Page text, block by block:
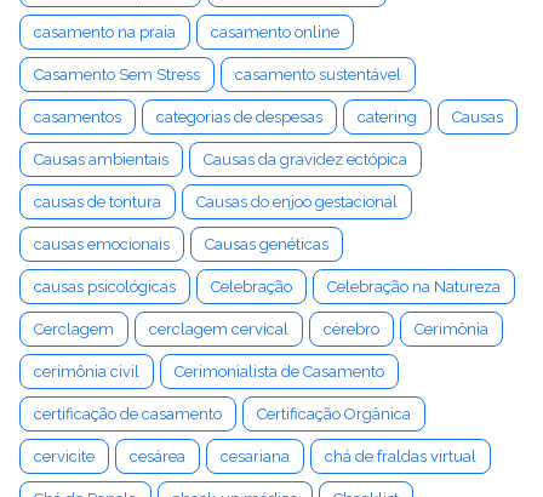
casamento na praia casamento online
Casamento Sem Stress casamento sustentável
casamentos categorias de despesas catering Causas
Causas ambientais Causas da gravidez ectópica
causas de tontura Causas do enjoo gestacional
causas emocionais Causas genéticas
causas psicológicas Celebração Celebração na Natureza
Cerclagem cerclagem cervical cérebro Cerimônia
cerimônia civil Cerimonialista de Casamento
certificação de casamento Certificação Orgânica
cervicite cesárea cesariana chá de fraldas virtual